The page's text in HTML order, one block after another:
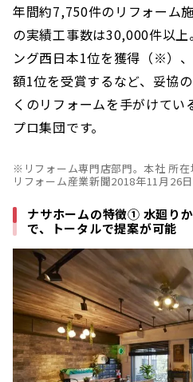
年間約7,750件のリフォーム
の実績工事数は30,000件以
ング西日本1位を獲得（※）
額1位を受賞するなど、妥協
くのリフォームを手がけてい
プロ集団です。
※リフォーム専門店部門。本社 所在
リフォーム産業新聞2018年11月26
ナサホームの特徴① 水廻り
で、トータルで提案が可能